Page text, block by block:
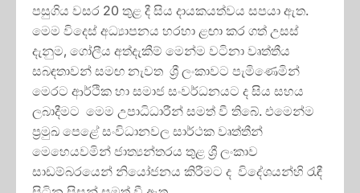
පසුගිය වසර 20 තුළ දී සිය දායකයත්වය සපයා ඇත.
මෙම විදෙස් අධ්‍යාපනය හරහා ළඟා කර ගත් උසස්
දැනුම, ගෝලීය අත්දැකීම් මෙන්ම වටිනා වෘත්තීය
සබඳතාවන් සමඟ නැවත ශ්‍රී ලංකාවට පැමිණෙමින්
මෙරට ආර්ථික හා සමාජ සංවර්ධනයට ද සිය සහය
ලබාදීමට මෙම උපාධිධාරීන් සමත් වී තිබේ. එමෙන්ම
ප්‍රමුඛ පෙළේ සංවිධානවල සාර්ථක වෘත්තීන්
මෙහෙයවමින් ජාත්‍යන්තරය තුළ ශ්‍රී ලංකාව
සාඩම්බරයෙන් නියෝජනය කිරීමට ද විදේශයන්හි රැඳී